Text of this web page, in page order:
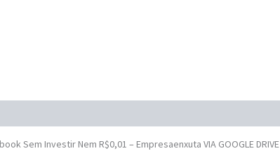
Sem Investir Nem R$0,01 – Empresaenxuta VIA GOOGLE DRIVE